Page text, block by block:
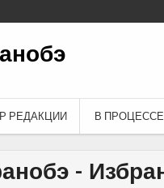
РЕДАКЦИИ В
-